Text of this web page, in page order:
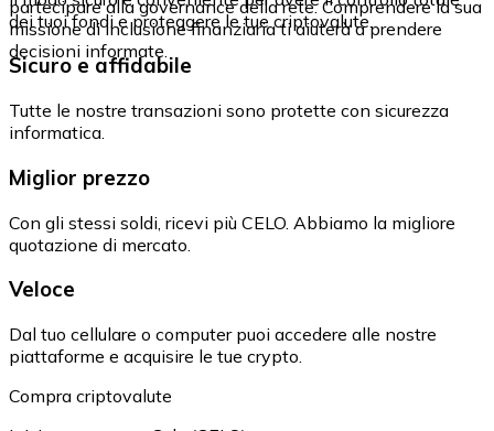
partecipare alla governance della rete. Comprendere la sua
missione di inclusione finanziaria ti aiuterà a prendere
decisioni informate.
dei tuoi fondi e proteggere le tue criptovalute.
Sicuro e affidabile
Tutte le nostre transazioni sono protette con sicurezza
informatica.
Miglior prezzo
Con gli stessi soldi, ricevi più CELO. Abbiamo la migliore
quotazione di mercato.
Veloce
Dal tuo cellulare o computer puoi accedere alle nostre
piattaforme e acquisire le tue crypto.
Compra criptovalute